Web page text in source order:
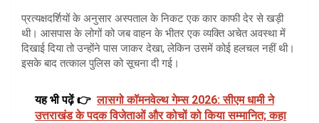
प्रत्यक्षदर्शियों के अनुसार अस्पताल के निकट एक कार काफी देर से खड़ी
थी। आसपास के लोगों को जब वाहन के भीतर एक व्यक्ति अचेत अवस्था में
दिखाई दिया तो उन्होंने पास जाकर देखा, लेकिन उसमें कोई हलचल नहीं थी।
इसके बाद तत्काल पुलिस को सूचना दी गई।
यह भी पढ़ें 👉 लासगो कॉमनवेल्थ गेम्स 2026: सीएम धामी ने
उत्तराखंड के पदक विजेताओं और कोचों को किया सम्मानित; कहा